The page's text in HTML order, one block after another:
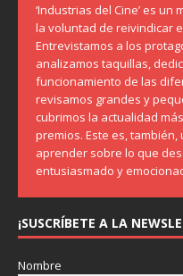
‘Industrias del Cine’ es
la voluntad de reivindicar
Entrevistamos a los
analizamos taquillas,
funcionamiento de las
revisamos grandes y
cubrimos la actualidad
premios. Este es,
aprender sobre lo que
entusiasmado y
¡SUSCRÍBETE A LA
Nombre